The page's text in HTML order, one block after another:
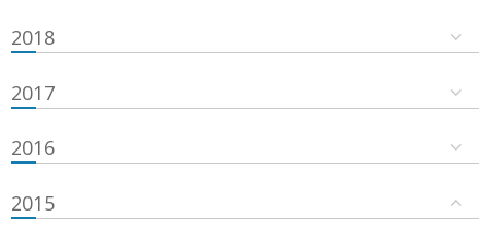
2018
2017
2016
2015